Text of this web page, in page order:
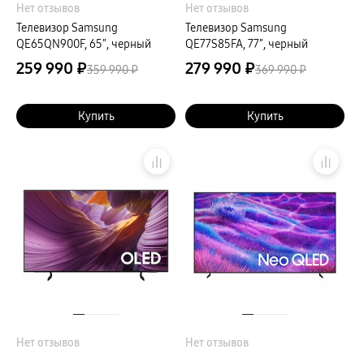
Нет отзывов
Телевизор Samsung
QE65QN900F, 65″, черный
259 990 ₽359 990 ₽
Купить
Нет отзывов
Телевизор Samsung
QE77S85FA, 77″, черный
279 990 ₽369 990 ₽
Купить
Нет отзывов
Нет отзывов